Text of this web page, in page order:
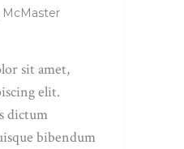
McMaster
sit amet,
elit.
dictum
bibendum